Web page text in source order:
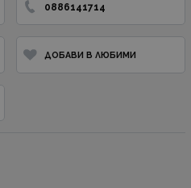
0886141714
ДОБАВИ В ЛЮБИМИ